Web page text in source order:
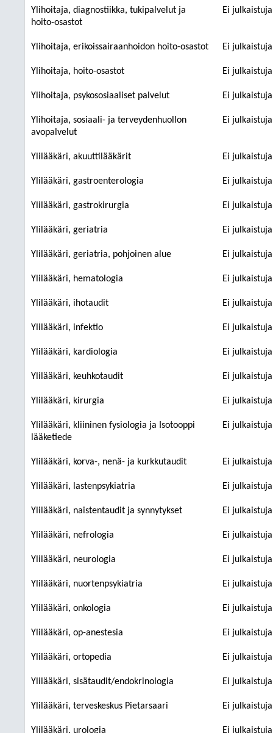
Ylihoitaja, diagnostiikka, tukipalvelut ja
hoito-osastot
Ei
Ylihoitaja, erikoissairaanhoidon hoito-osastot Ei
Ylihoitaja, hoito-osastot Ei
Ylihoitaja, psykososiaaliset palvelut Ei
Ylihoitaja, sosiaali- ja terveydenhuollon
avopalvelut
Ei
Ylilääkäri, akuuttilääkärit Ei
Ylilääkäri, gastroenterologia Ei
Ylilääkäri, gastrokirurgia Ei
Ylilääkäri, geriatria Ei
Ylilääkäri, geriatria, pohjoinen alue Ei
Ylilääkäri, hematologia Ei
Ylilääkäri, ihotaudit Ei
Ylilääkäri, infektio Ei
Ylilääkäri, kardiologia Ei
Ylilääkäri, keuhkotaudit Ei
Ylilääkäri, kirurgia Ei
Ylilääkäri, kliininen fysiologia ja Isotooppi
lääketiede
Ei
Ylilääkäri, korva-, nenä- ja kurkkutaudit Ei
Ylilääkäri, lastenpsykiatria Ei
Ylilääkäri, naistentaudit ja synnytykset Ei
Ylilääkäri, nefrologia Ei
Ylilääkäri, neurologia Ei
Ylilääkäri, nuortenpsykiatria Ei
Ylilääkäri, onkologia Ei
Ylilääkäri, op-anestesia Ei
Ylilääkäri, ortopedia Ei
Ylilääkäri, sisätaudit/endokrinologia Ei
Ylilääkäri, terveskeskus Pietarsaari Ei
Ylilääkäri, urologia Ei